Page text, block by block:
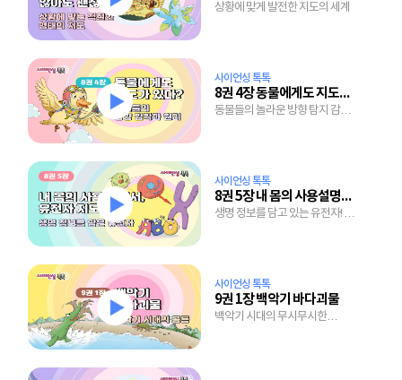
상황에 맞게 발전한 지도의 세계
사이언싱 톡톡
8권 4장 동물에게도 지도가 있다?
동물들의 놀라운 방향 탐지 감각과
사이언싱 톡톡
8권 5장 내 몸의 사용설명서, 유전자 지도
생명 정보를 담고 있는 유전자! 그
사이언싱 톡톡
9권 1장 백악기 바다괴물
백악기 시대의 무시무시한